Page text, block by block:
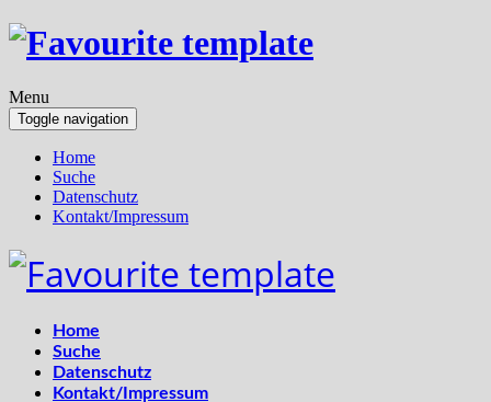
Menu
Toggle navigation
Home
Suche
Datenschutz
Kontakt/Impressum
Home
Suche
Datenschutz
Kontakt/Impressum